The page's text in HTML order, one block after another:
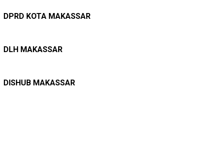
DPRD KOTA MAKASSAR
Kepuasan Publik Tinggi, Andi Makmur Nila…
DLH MAKASSAR
Belanja Pemerintah Bisa Menyelamatkan Hu…
DISHUB MAKASSAR
Pete-pete Laut Makassar Siap Beroperasi …